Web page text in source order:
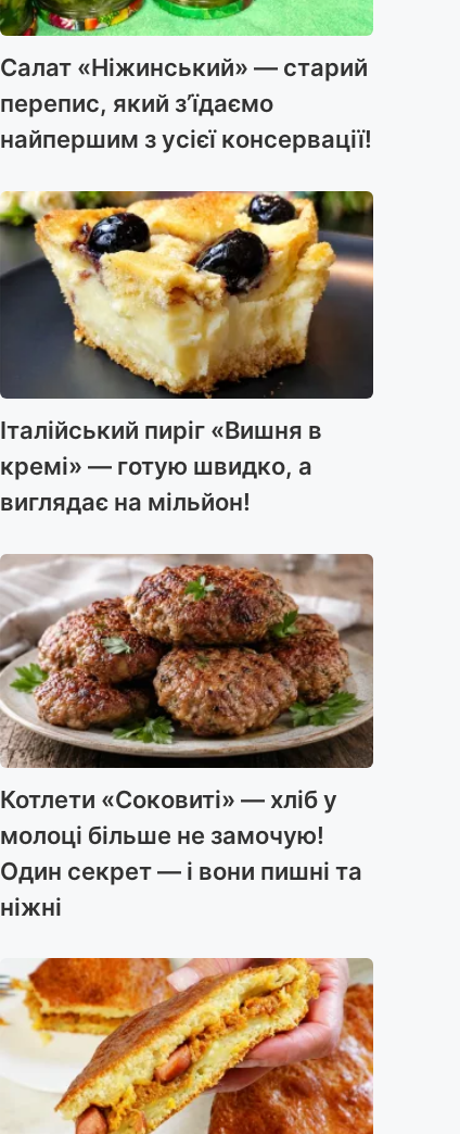
Салат «Ніжинський» — старий
перепис, який з’їдаємо
найпершим з усієї консервації!
Італійський пиріг «Вишня в
кремі» — готую швидко, а
виглядає на мільйон!
Котлети «Соковиті» — хліб у
молоці більше не замочую!
Один секрет — і вони пишні та
ніжні